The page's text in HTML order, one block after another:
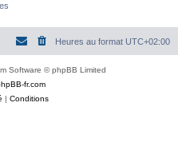
Heures au format UTC+02:00
Software © phpBB Limited
fr.com
| Conditions